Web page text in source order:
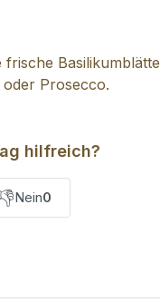
frische
Prosecco.
hilfreich?
Nein0